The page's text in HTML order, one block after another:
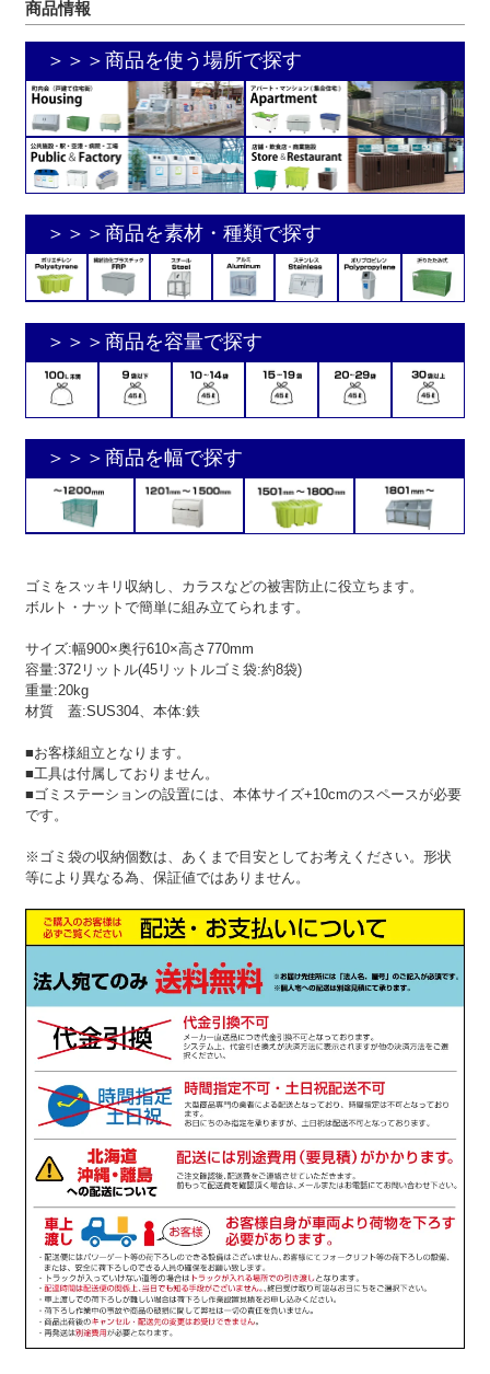
商品情報
＞＞＞商品を使う場所で探す
＞＞＞商品を素材・種類で探す
＞＞＞商品を容量で探す
＞＞＞商品を幅で探す
ゴミをスッキリ収納し、カラスなどの被害防止に役立ちます。
ボルト・ナットで簡単に組み立てられます。
サイズ:幅900×奥行610×高さ770mm
容量:372リットル(45リットルゴミ袋:約8袋)
重量:20kg
材質 蓋:SUS304、本体:鉄
■お客様組立となります。
■工具は付属しておりません。
■ゴミステーションの設置には、本体サイズ+10cmのスペースが必要
です。
※ゴミ袋の収納個数は、あくまで目安としてお考えください。形状
等により異なる為、保証値ではありません。